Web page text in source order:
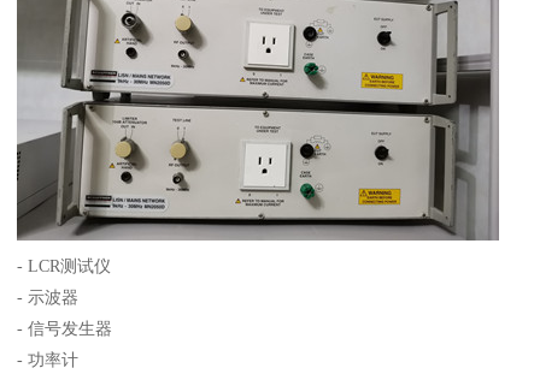
- LCR测试仪
- 示波器
- 信号发生器
- 功率计